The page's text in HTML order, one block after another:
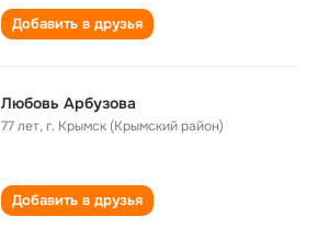
Добавить в друзья
Любовь Арбузова
77 лет,г. Крымск (Крымский район)
Добавить в друзья